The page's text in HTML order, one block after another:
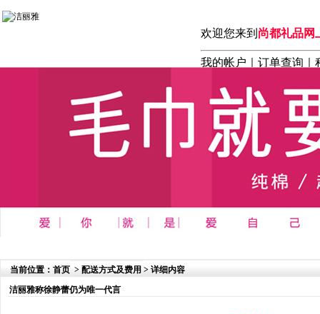
欢迎您来到 尚都礼品网
我的帐户 订单查询
当前位置： 首页 > 配送方式及费用 > 详细内容
洁丽雅称徐静蕾仍为唯一代言